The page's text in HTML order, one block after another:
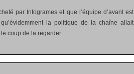
par Infogrames et que l’équipe d’avant est
la politique de la chaîne allait
coup de la regarder.